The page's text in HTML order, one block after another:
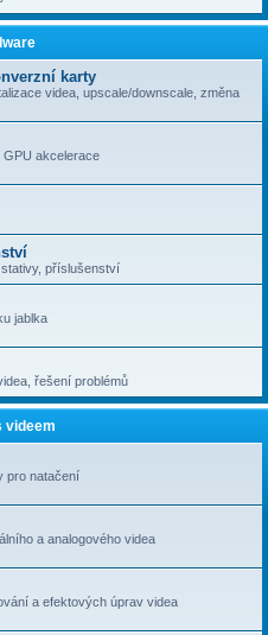
karty
videa, upscale/downscale, změna
GPU akcelerace
příslušenství
jablka
řešení problémů
videem
pro natačení
a analogového videa
a efektových úprav videa